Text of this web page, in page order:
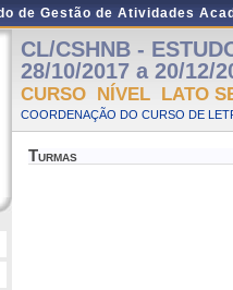
de Gestão de Atividades
CL/CSHNB -
28/10/2017 a 20/12/
CURSO NÍVEL LATO
COORDENAÇÃO DO CURSO DE
Turmas